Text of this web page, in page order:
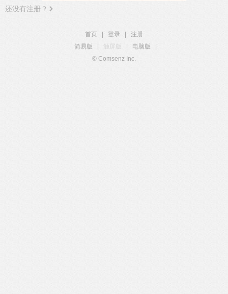
还没有注册？
首页 登录
注册
简易版
触屏版 电脑版
© Comsenz Inc.